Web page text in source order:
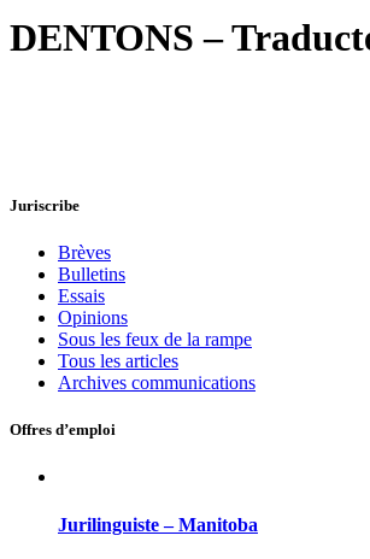
DENTONS –
Juriscribe
Brèves
Bulletins
Essais
Opinions
Sous les feux de la rampe
Tous les articles
Archives communications
Offres d’emploi
Jurilinguiste – Manitoba